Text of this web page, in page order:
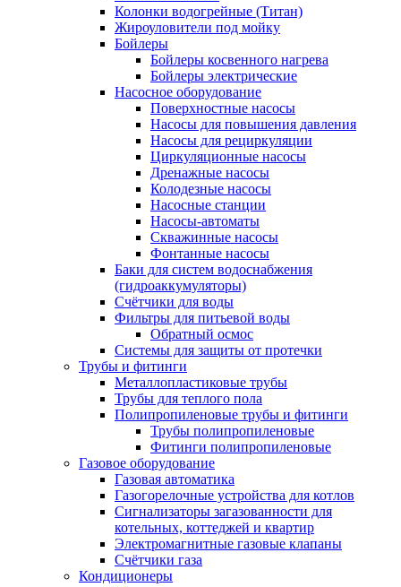
Колонки водогрейные (Титан)
Жироуловители под мойку
Бойлеры
Бойлеры косвенного нагрева
Бойлеры электрические
Насосное оборудование
Поверхностные насосы
Насосы для повышения давления
Насосы для рециркуляции
Циркуляционные насосы
Дренажные насосы
Колодезные насосы
Насосные станции
Насосы-автоматы
Скважинные насосы
Фонтанные насосы
Баки для систем водоснабжения
(гидроаккумуляторы)
Счётчики для воды
Фильтры для питьевой воды
Обратный осмос
Системы для защиты от протечки
Трубы и фитинги
Металлопластиковые трубы
Трубы для теплого пола
Полипропиленовые трубы и фитинги
Трубы полипропиленовые
Фитинги полипропиленовые
Газовое оборудование
Газовая автоматика
Газогорелочные устройства для котлов
Сигнализаторы загазованности для
котельных, коттеджей и квартир
Электромагнитные газовые клапаны
Счётчики газа
Кондиционеры